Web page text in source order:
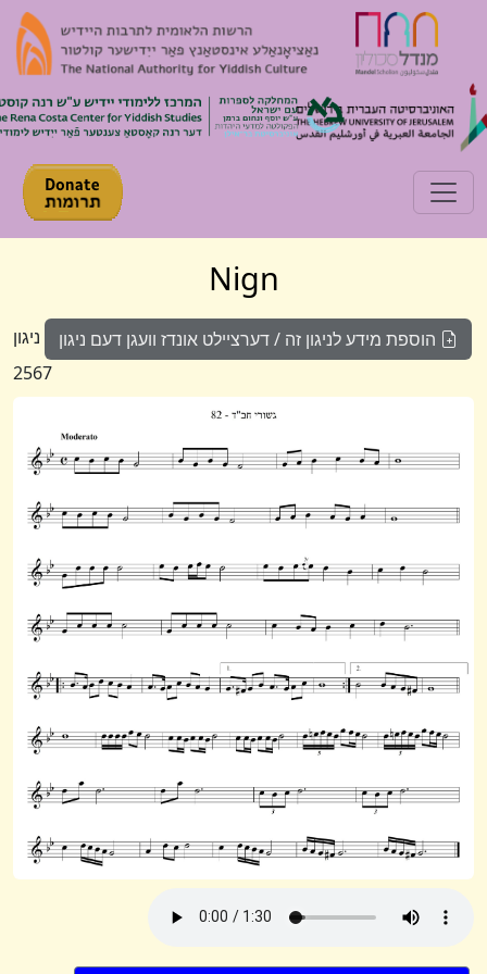
Toggle navigation
Nign
הוספת מידע לניגון זה / דערציילט אונדז וועגן דעם ניגון ניגון
2567